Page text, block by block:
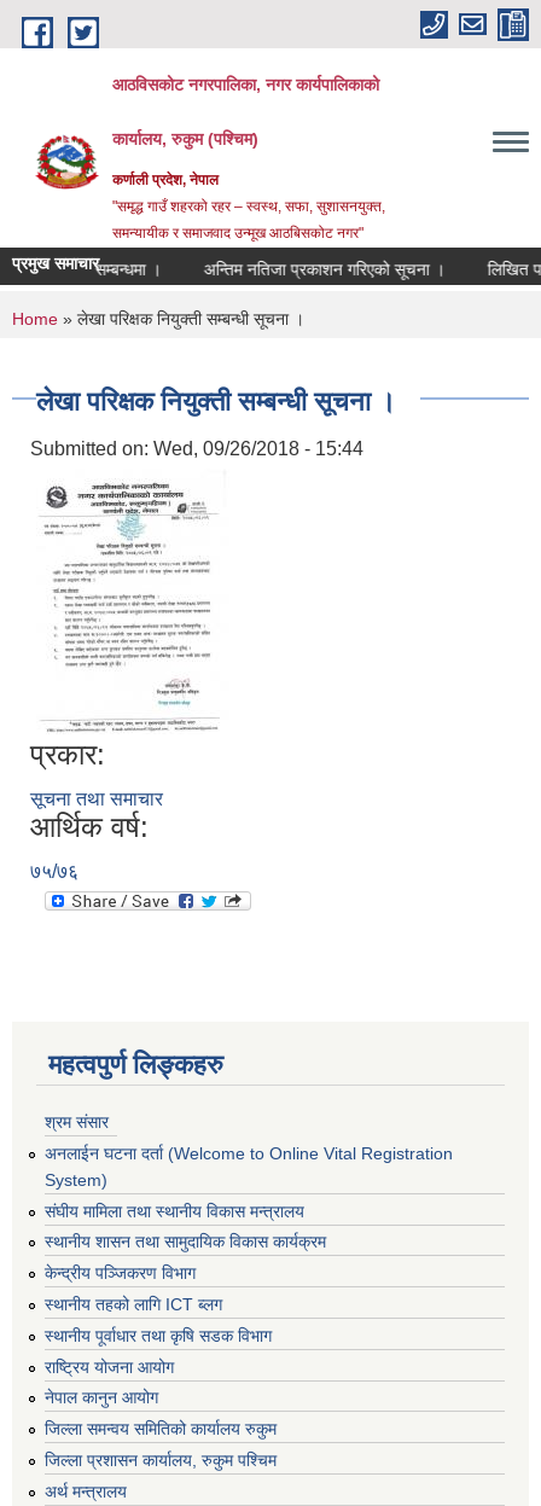
Skip to main content
आठविसकोट नगरपालिका, नगर कार्यपालिकाको
कार्यालय, रुकुम (पश्चिम)
कर्णाली प्रदेश, नेपाल
"समृद्ध गाउँ शहरको रहर – स्वस्थ, सफा, सुशासनयुक्त,
समन्यायीक र समाजवाद उन्मूख आठबिसकोट नगर"
प्रमुख समाचार
पेश गर्ने सम्बन्धमा । अन्तिम नतिजा प्रकाशन गरिएको सूचना । लिखित
You are here
Home » लेखा परिक्षक नियुक्ती सम्बन्धी सूचना ।
लेखा परिक्षक नियुक्ती सम्बन्धी सूचना ।
Submitted on: Wed, 09/26/2018 - 15:44
प्रकार:
सूचना तथा समाचार
आर्थिक वर्ष:
७५/७६
महत्वपुर्ण लिङ्कहरु
श्रम संसार
अनलाईन घटना दर्ता (Welcome to Online Vital Registration
System)
संघीय मामिला तथा स्थानीय विकास मन्त्रालय
स्थानीय शासन तथा सामुदायिक विकास कार्यक्रम
केन्द्रीय पञ्जिकरण विभाग
स्थानीय तहको लागि ICT ब्लग
स्थानीय पूर्वाधार तथा कृषि सडक विभाग
राष्ट्रिय योजना आयोग
नेपाल कानुन आयोग
जिल्ला समन्वय समितिको कार्यालय रुकुम
जिल्ला प्रशासन कार्यालय, रुकुम पश्चिम
अर्थ मन्त्रालय